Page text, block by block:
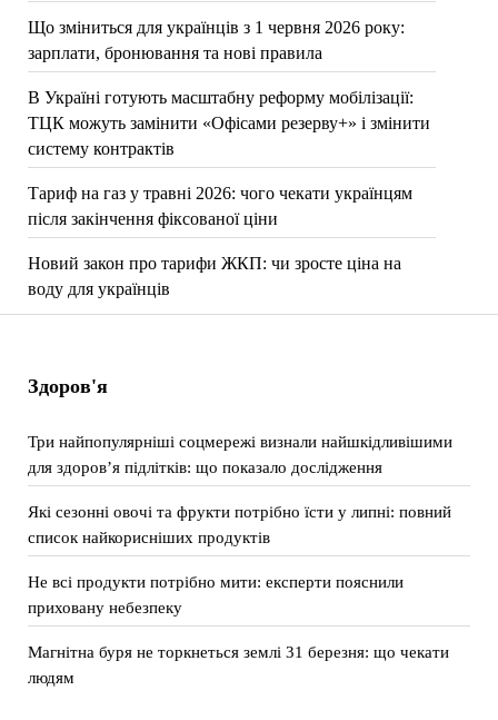
Що зміниться для українців з 1 червня 2026 року:
зарплати, бронювання та нові правила
В Україні готують масштабну реформу мобілізації:
ТЦК можуть замінити «Офісами резерву+» і змінити
систему контрактів
Тариф на газ у травні 2026: чого чекати українцям
після закінчення фіксованої ціни
Новий закон про тарифи ЖКП: чи зросте ціна на
воду для українців
Здоров'я
Три найпопулярніші соцмережі визнали найшкідливішими
для здоров’я підлітків: що показало дослідження
Які сезонні овочі та фрукти потрібно їсти у липні: повний
список найкорисніших продуктів
Не всі продукти потрібно мити: експерти пояснили
приховану небезпеку
Магнітна буря не торкнеться землі 31 березня: що чекати
людям